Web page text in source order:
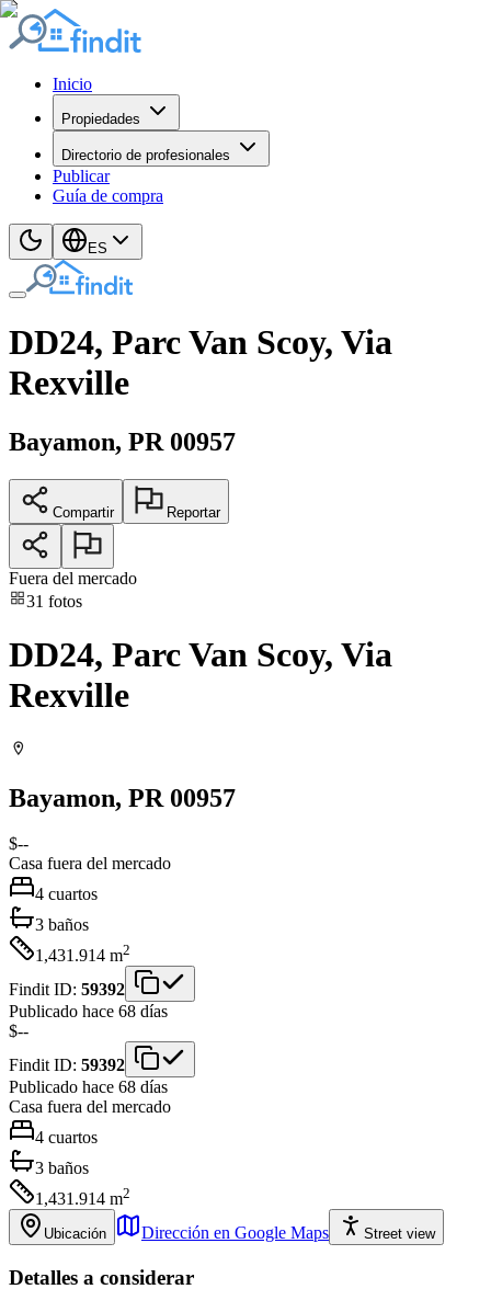
Inicio
Propiedades
Directorio de profesionales
Publicar
Guía de compra
ES
DD24, Parc Van Scoy, Via
Rexville
Bayamon, PR 00957
Compartir Reportar
Fuera del mercado
31 fotos
DD24, Parc Van Scoy, Via
Rexville
Bayamon, PR 00957
$--
Casa fuera del mercado
4 cuartos
3 baños
1,431.914 m2
Findit ID: 59392
Publicado hace 68 días
$--
Findit ID: 59392
Publicado hace 68 días
Casa fuera del mercado
4 cuartos
3 baños
1,431.914 m2
Ubicación Dirección en Google Maps Street view
Detalles a considerar